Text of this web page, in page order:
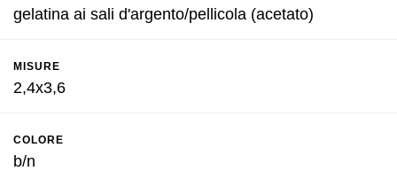
gelatina ai sali d'argento/pellicola (acetato)
MISURE
2,4x3,6
COLORE
b/n